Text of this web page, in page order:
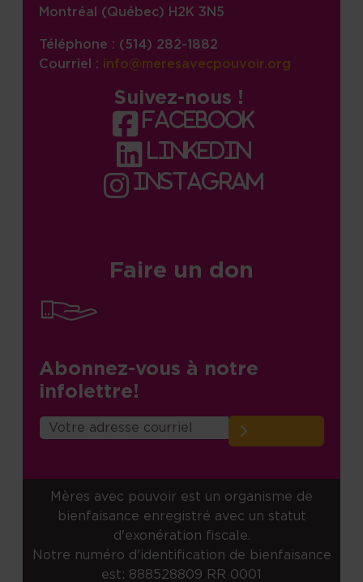
Montréal (Québec) H2K 3N5
Téléphone : (514) 282-1882
Courriel : info@meresavecpouvoir.org
Suivez-nous !
facebook
linkedin
instagram
Faire un don
Abonnez-vous à notre
infolettre!
Mères avec pouvoir est un organisme de
bienfaisance enregistré avec un statut
d'exonération fiscale.
Notre numéro d'identification de bienfaisance
est: 888528809 RR 0001